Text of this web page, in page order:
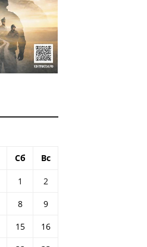
Сб Вс
1
2
8
9
15
16